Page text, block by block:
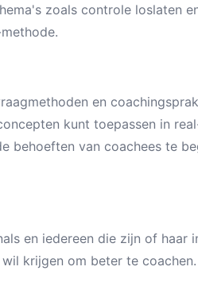
zoals controle loslaten
en
kunt toepassen in
behoeften van coachees te
en iedereen die zijn of haar
krijgen om beter te coachen.